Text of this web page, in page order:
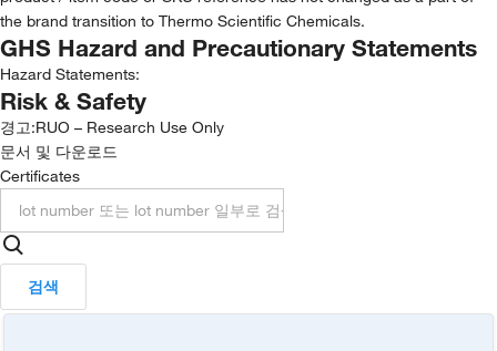
the brand transition to Thermo Scientific Chemicals.
GHS Hazard and Precautionary Statements
Hazard Statements:
Risk & Safety
경고:RUO – Research Use Only
문서 및 다운로드
Certificates
검색